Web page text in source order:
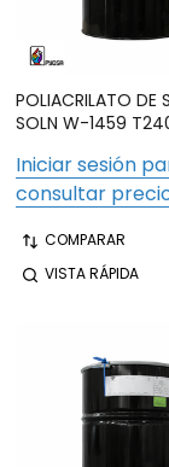
POLIACRILATO DE
SOLN W-1459
Iniciar sesión
consultar
COMPARAR
VISTA RÁPIDA